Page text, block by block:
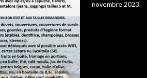
novembre 2023.